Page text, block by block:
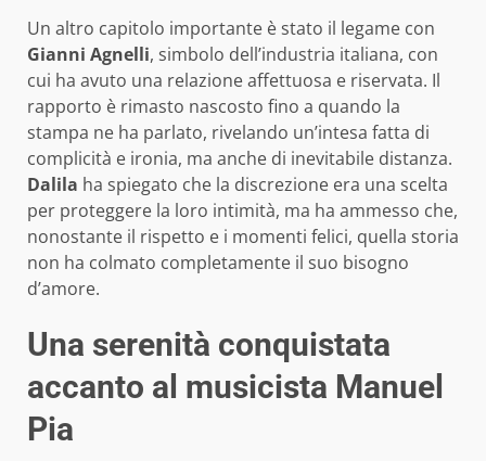
Un altro capitolo importante è stato il legame con
Gianni Agnelli, simbolo dell’industria italiana, con
cui ha avuto una relazione affettuosa e riservata. Il
rapporto è rimasto nascosto fino a quando la
stampa ne ha parlato, rivelando un’intesa fatta di
complicità e ironia, ma anche di inevitabile distanza.
Dalila ha spiegato che la discrezione era una scelta
per proteggere la loro intimità, ma ha ammesso che,
nonostante il rispetto e i momenti felici, quella storia
non ha colmato completamente il suo bisogno
d’amore.
Una serenità conquistata
accanto al musicista Manuel
Pia